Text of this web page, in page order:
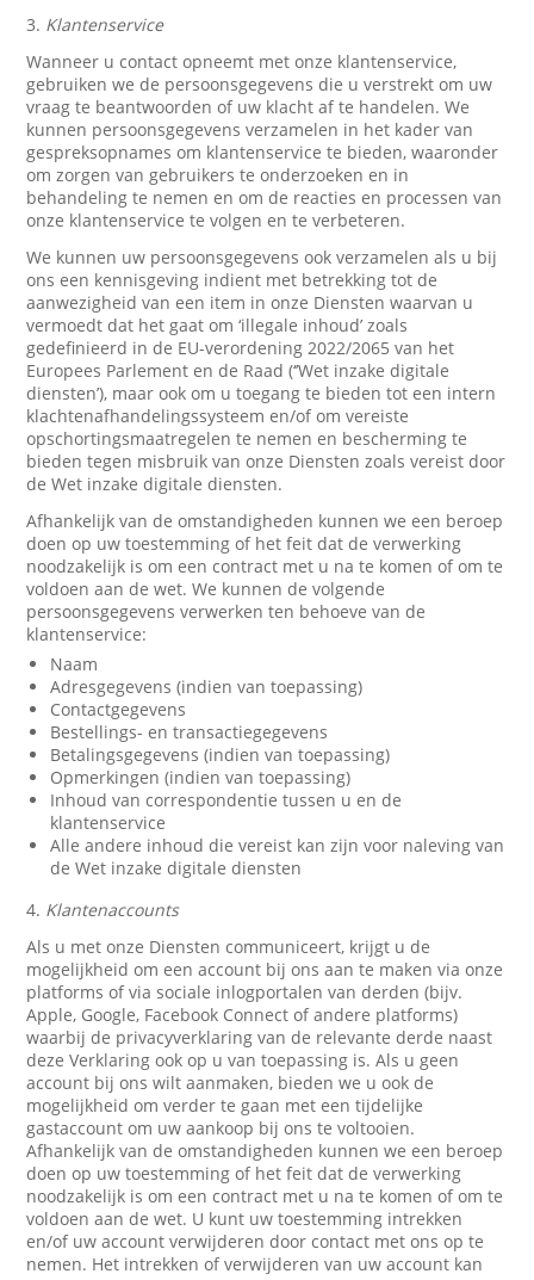
3. Klantenservice
Wanneer u contact opneemt met onze klantenservice,
gebruiken we de persoonsgegevens die u verstrekt om uw
vraag te beantwoorden of uw klacht af te handelen. We
kunnen persoonsgegevens verzamelen in het kader van
gespreksopnames om klantenservice te bieden, waaronder
om zorgen van gebruikers te onderzoeken en in
behandeling te nemen en om de reacties en processen van
onze klantenservice te volgen en te verbeteren.
We kunnen uw persoonsgegevens ook verzamelen als u bij
ons een kennisgeving indient met betrekking tot de
aanwezigheid van een item in onze Diensten waarvan u
vermoedt dat het gaat om ‘illegale inhoud’ zoals
gedefinieerd in de EU-verordening 2022/2065 van het
Europees Parlement en de Raad (‘’Wet inzake digitale
diensten’), maar ook om u toegang te bieden tot een intern
klachtenafhandelingssysteem en/of om vereiste
opschortingsmaatregelen te nemen en bescherming te
bieden tegen misbruik van onze Diensten zoals vereist door
de Wet inzake digitale diensten.
Afhankelijk van de omstandigheden kunnen we een beroep
doen op uw toestemming of het feit dat de verwerking
noodzakelijk is om een contract met u na te komen of om te
voldoen aan de wet. We kunnen de volgende
persoonsgegevens verwerken ten behoeve van de
klantenservice:
Naam
Adresgegevens (indien van toepassing)
Contactgegevens
Bestellings- en transactiegegevens
Betalingsgegevens (indien van toepassing)
Opmerkingen (indien van toepassing)
Inhoud van correspondentie tussen u en de
klantenservice
Alle andere inhoud die vereist kan zijn voor naleving van
de Wet inzake digitale diensten
4. Klantenaccounts
Als u met onze Diensten communiceert, krijgt u de
mogelijkheid om een account bij ons aan te maken via onze
platforms of via sociale inlogportalen van derden (bijv.
Apple, Google, Facebook Connect of andere platforms)
waarbij de privacyverklaring van de relevante derde naast
deze Verklaring ook op u van toepassing is. Als u geen
account bij ons wilt aanmaken, bieden we u ook de
mogelijkheid om verder te gaan met een tijdelijke
gastaccount om uw aankoop bij ons te voltooien.
Afhankelijk van de omstandigheden kunnen we een beroep
doen op uw toestemming of het feit dat de verwerking
noodzakelijk is om een contract met u na te komen of om te
voldoen aan de wet. U kunt uw toestemming intrekken
en/of uw account verwijderen door contact met ons op te
nemen. Het intrekken of verwijderen van uw account kan